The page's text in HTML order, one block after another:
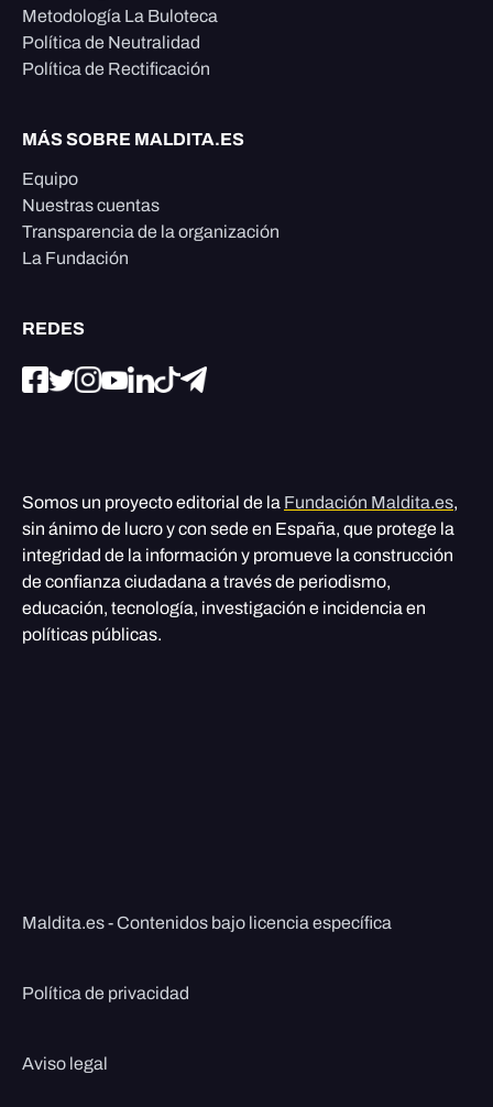
Metodología La Buloteca
Política de Neutralidad
Política de Rectificación
MÁS SOBRE MALDITA.ES
Equipo
Nuestras cuentas
Transparencia de la organización
La Fundación
REDES
Somos un proyecto editorial de la Fundación Maldita.es,
sin ánimo de lucro y con sede en España, que protege la
integridad de la información y promueve la construcción
de confianza ciudadana a través de periodismo,
educación, tecnología, investigación e incidencia en
políticas públicas.
Maldita.es - Contenidos bajo licencia específica
Política de privacidad
Aviso legal